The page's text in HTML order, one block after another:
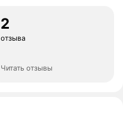
2
отзыва
Читать отзывы